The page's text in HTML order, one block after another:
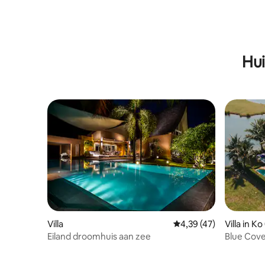
Villa Gemiddelde
4,39 (47)
Eiland droomhuis aan zee
Villa in
Blue